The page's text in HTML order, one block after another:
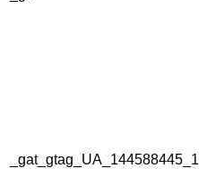
_gat_gtag_UA_144588445_1